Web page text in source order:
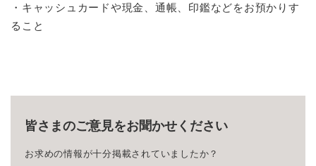
・キャッシュカードや現金、通帳、印鑑などをお預かりす
ること
皆さまのご意見をお聞かせください
お求めの情報が十分掲載されていましたか？